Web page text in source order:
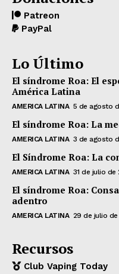
Patreon
PayPal
Lo Último
El síndrome Roa: El
América Latina
AMERICA LATINA 5 de agosto
El síndrome Roa: La
AMERICA LATINA 3 de agosto
El Síndrome Roa: La
AMERICA LATINA 31 de julio de
El síndrome Roa:
adentro
AMERICA LATINA 29 de julio
Recursos
Club Vaping Today